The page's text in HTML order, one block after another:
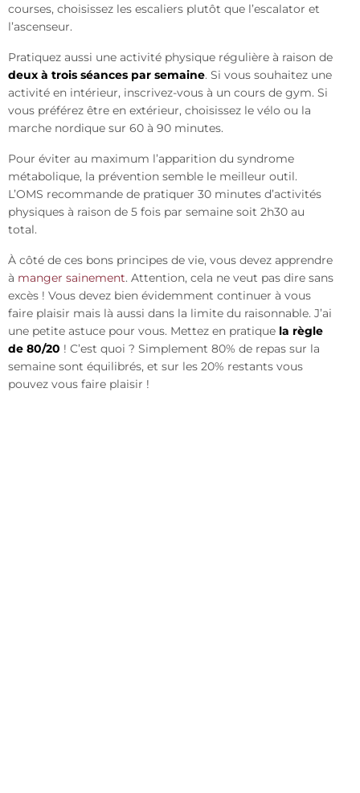
courses, choisissez les escaliers plutôt que l’escalator et
l’ascenseur.
Pratiquez aussi une activité physique régulière à raison de
deux à trois séances par semaine. Si vous souhaitez une
activité en intérieur, inscrivez-vous à un cours de gym. Si
vous préférez être en extérieur, choisissez le vélo ou la
marche nordique sur 60 à 90 minutes.
Pour éviter au maximum l’apparition du syndrome
métabolique, la prévention semble le meilleur outil.
L’OMS recommande de pratiquer 30 minutes d’activités
physiques à raison de 5 fois par semaine soit 2h30 au
total.
À côté de ces bons principes de vie, vous devez apprendre
à manger sainement. Attention, cela ne veut pas dire sans
excès ! Vous devez bien évidemment continuer à vous
faire plaisir mais là aussi dans la limite du raisonnable. J’ai
une petite astuce pour vous. Mettez en pratique la règle
de 80/20 ! C’est quoi ? Simplement 80% de repas sur la
semaine sont équilibrés, et sur les 20% restants vous
pouvez vous faire plaisir !